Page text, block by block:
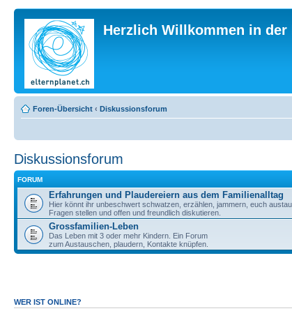
Herzlich Willkommen in
Foren-Übersicht ‹ Diskussionsforum
Diskussionsforum
FORUM
Erfahrungen und Plaudereiern aus dem Familienalltag
Hier könnt ihr unbeschwert schwatzen, erzählen, jammern, euch
Fragen stellen und offen und freundlich diskutieren.
Grossfamilien-Leben
Das Leben mit 3 oder mehr Kindern. Ein Forum
zum Austauschen, plaudern, Kontakte knüpfen.
WER IST ONLINE?